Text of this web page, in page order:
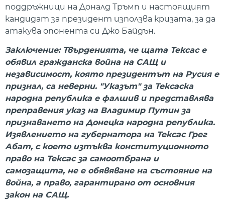
поддръжници на Доналд Тръмп и настоящият
кандидат за президент използва кризата, за да
атакува опонента си Джо Байдън.
Заключение: Твърденията, че щата Тексас е
обявил гражданска война на САЩ и
независимост, която президентът на Русия е
признал, са неверни. "Указът" за Тексаска
народна република е фалшив и представлява
преправения указ на Владимир Путин за
признаването на Донецка народна република.
Изявлението на губернатора на Тексас Грег
Абат, с което изтъква конституционното
право на Тексас за самоотбрана и
самозащита, не е обявяване на състояние на
война, а право, гарантирано от основния
закон на САЩ.